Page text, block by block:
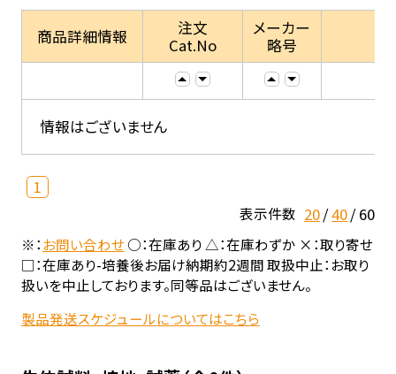
商品詳細情報
注文
Cat.No
メーカー
略号
情報はございません
1
表示件数 20 40 60
※：お問い合わせ○：在庫あり △：在庫わずか ×：取り寄せ
□：在庫あり-培養後お届け納期約2週間 取扱中止：お取り
扱いを中止しております。同等品はございません。
製品発送スケジュールについてはこちら